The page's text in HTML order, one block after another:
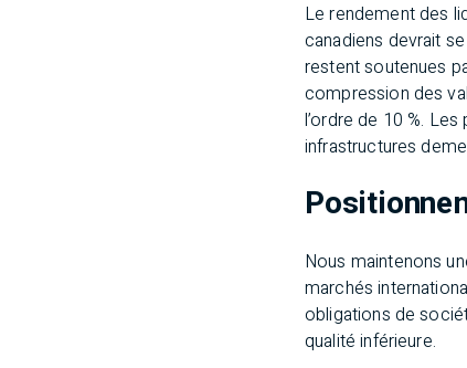
Le rendement des
canadiens devrait
restent soutenues
compression des
l’ordre de 10 %.
infrastructures
Nous maintenons
marchés
obligations de
qualité inférieure.